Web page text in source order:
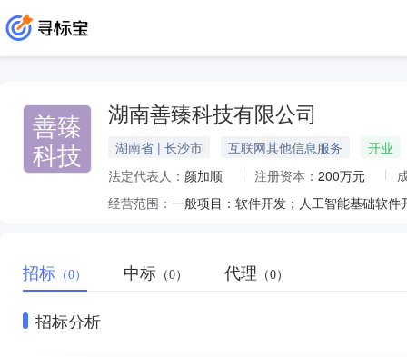
善臻
科技
湖南善臻科技有限公司
湖南省 | 长沙市 互联网其他信息服务
开业
法定代表人： 颜加顺 注册资本： 200万元
经营范围：
招标 （0） 中标 （0） 代理 （0）
招标分析